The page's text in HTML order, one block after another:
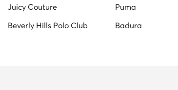
Juicy Couture
Puma
Beverly Hills Polo Club
Badura